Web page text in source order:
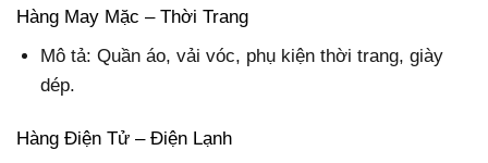
Hàng May Mặc – Thời Trang
Mô tả: Quần áo, vải vóc, phụ kiện thời trang, giày
dép.
Hàng Điện Tử – Điện Lạnh